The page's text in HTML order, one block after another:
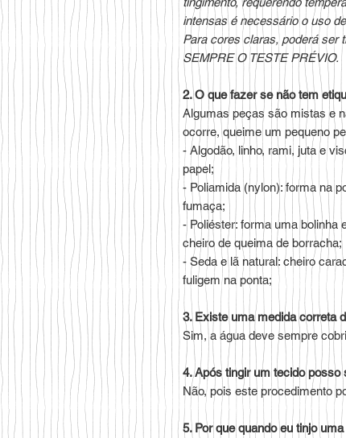
intensas é necessário o uso
Para cores claras, poderá ser
SEMPRE O TESTE PRÉVIO.
2. O que fazer se não tem
Algumas peças são mistas e
ocorre, queime um pequeno
- Algodão, linho, rami, juta e
papel;
- Poliamida (nylon): forma na
fumaça;
- Poliéster: forma uma bolinha
cheiro de queima de borracha;
- Seda e lã natural: cheiro
fuligem na ponta;
3. Existe uma medida correta
Sim, a água deve sempre
4. Após tingir um tecido posso
Não, pois este procedimento
5. Por que quando eu tinjo